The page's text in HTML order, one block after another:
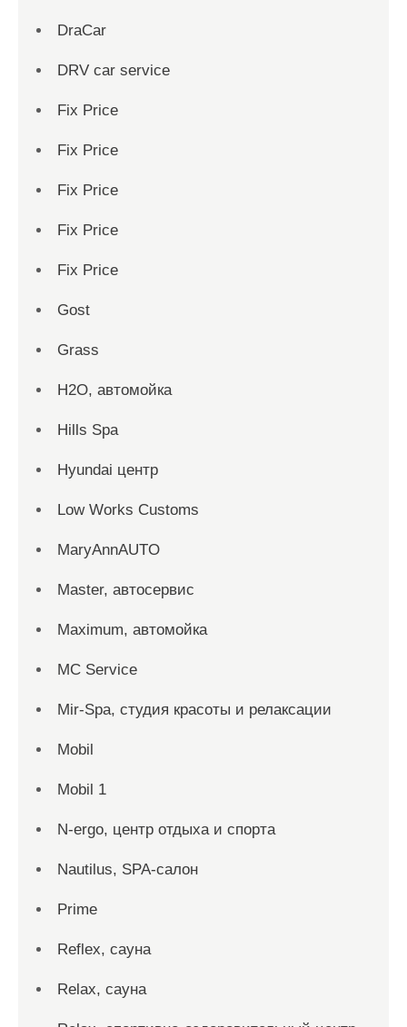
DraCar
DRV car service
Fix Price
Fix Price
Fix Price
Fix Price
Fix Price
Gost
Grass
H2O, автомойка
Hills Spa
Hyundai центр
Low Works Customs
MaryAnnAUTO
Master, автосервис
Maximum, автомойка
MC Service
Mir-Spa, студия красоты и релаксации
Mobil
Mobil 1
N-ergo, центр отдыха и спорта
Nautilus, SPA-салон
Prime
Reflex, сауна
Relax, сауна